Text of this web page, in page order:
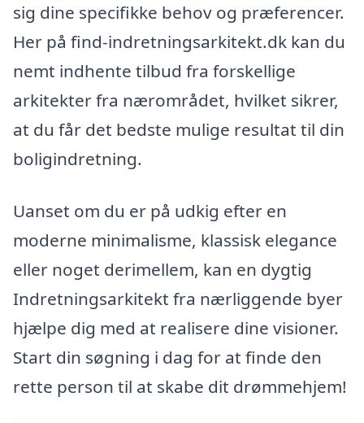
sig dine specifikke behov og præferencer.
Her på find-indretningsarkitekt.dk kan du
nemt indhente tilbud fra forskellige
arkitekter fra nærområdet, hvilket sikrer,
at du får det bedste mulige resultat til din
boligindretning.
Uanset om du er på udkig efter en
moderne minimalisme, klassisk elegance
eller noget derimellem, kan en dygtig
Indretningsarkitekt fra nærliggende byer
hjælpe dig med at realisere dine visioner.
Start din søgning i dag for at finde den
rette person til at skabe dit drømmehjem!